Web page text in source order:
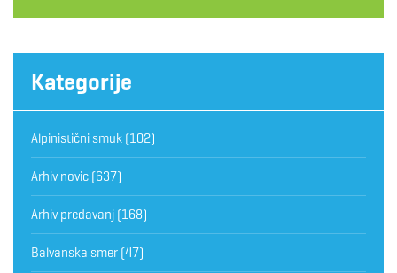
Kategorije
Alpinistični smuk (102)
Arhiv novic (637)
Arhiv predavanj (168)
Balvanska smer (47)